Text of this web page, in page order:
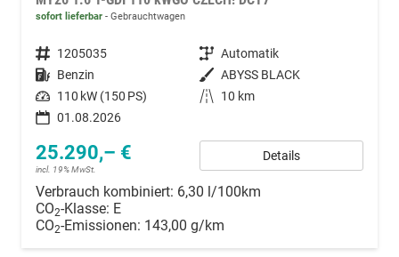
sofort lieferbar Gebrauchtwagen
Fahrzeugnummer 1205035 Getriebe Automatik
Kraftstoff Benzin Außenfarbe ABYSS BLACK
Leistung 110 kW (150 PS) Kilometerstand
10 km
01.08.2026
25.290,– €
incl. 19% MwSt.
Details
Verbrauch kombiniert: 6,30 l/100km
CO2-Klasse: E
CO2-Emissionen: 143,00 g/km